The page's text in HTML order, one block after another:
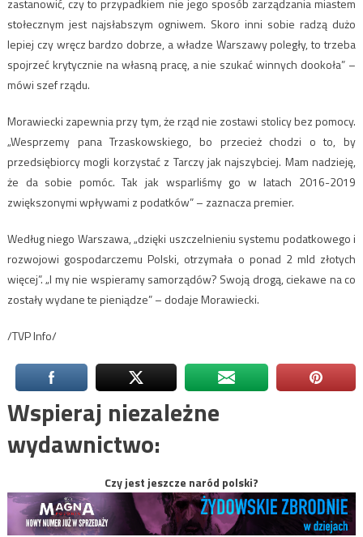
zastanowić, czy to przypadkiem nie jego sposób zarządzania miastem
stołecznym jest najsłabszym ogniwem. Skoro inni sobie radzą dużo
lepiej czy wręcz bardzo dobrze, a władze Warszawy poległy, to trzeba
spojrzeć krytycznie na własną pracę, a nie szukać winnych dookoła” –
mówi szef rządu.
Morawiecki zapewnia przy tym, że rząd nie zostawi stolicy bez pomocy.
„Wesprzemy pana Trzaskowskiego, bo przecież chodzi o to, by
przedsiębiorcy mogli korzystać z Tarczy jak najszybciej. Mam nadzieję,
że da sobie pomóc. Tak jak wsparliśmy go w latach 2016-2019
zwiększonymi wpływami z podatków” – zaznacza premier.
Według niego Warszawa, „dzięki uszczelnieniu systemu podatkowego i
rozwojowi gospodarczemu Polski, otrzymała o ponad 2 mld złotych
więcej”. „I my nie wspieramy samorządów? Swoją drogą, ciekawe na co
zostały wydane te pieniądze” – dodaje Morawiecki.
/TVP Info/
Wspieraj niezależne
wydawnictwo:
Czy jest jeszcze naród polski?